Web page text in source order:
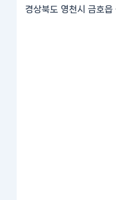
경상북도 영천시 금호